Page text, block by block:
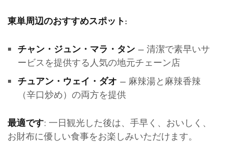
東単周辺のおすすめスポット:
チャン・ジュン・マラ・タン– 清潔で素早いサ
ービスを提供する人気の地元チェーン店
チュアン・ウェイ・ダオ – 麻辣湯と麻辣香辣
（辛口炒め）の両方を提供
最適です: 一日観光した後は、手早く、おいしく、
お財布に優しい食事をお楽しみいただけます。